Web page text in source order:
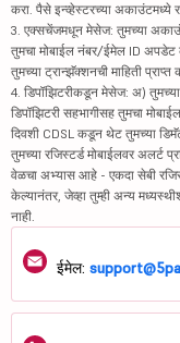
करा. पैसे इन्व्हेस्टरच्या अकाउंटमध्ये
3. एक्सचेंजमधून मेसेज: तुमच्या
तुमचा मोबाईल नंबर/ईमेल ID अपडेट
तुमच्या ट्रान्झॅक्शनची माहिती
4. डिपॉझिटरीकडून मेसेज: अ)
डिपॉझिटरी सहभागीसह तुमचा
दिवशी CDSL कडून थेट तुमच्या
तुमच्या रजिस्टर्ड मोबाईलवर अलर्ट
वेळचा अभ्यास आहे - एकदा सेबी
केल्यानंतर, जेव्हा तुम्ही अन्य
नाही.
ईमेल: